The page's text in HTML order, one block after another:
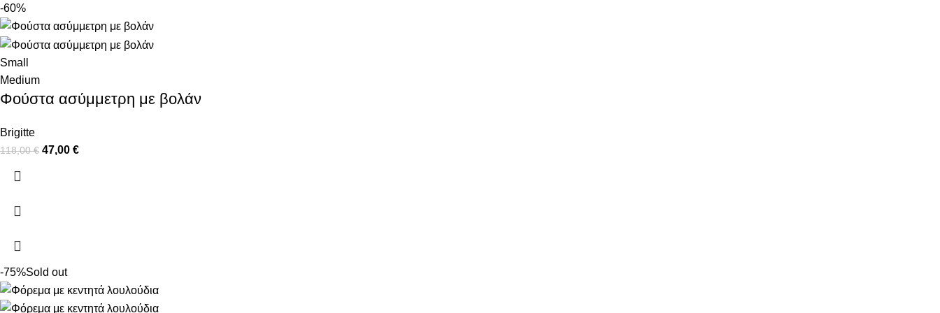
-60%
Small
Medium
Φούστα ασύμμετρη με βολάν
Brigitte
118,00€ 47,00 €
-75%Sold out